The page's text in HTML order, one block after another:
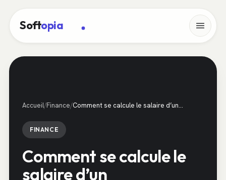
Softopia
Management
Tech
Contact
Accueil/Finance/Comment se calcule le salaire d’un…
FINANCE
Comment se calcule le
salaire d’un